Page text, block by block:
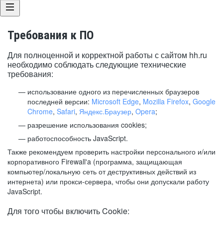
Требования к ПО
Для полноценной и корректной работы с сайтом hh.ru
необходимо соблюдать следующие технические
требования:
использование одного из перечисленных браузеров
последней версии: Microsoft Edge, Mozilla Firefox, Google
Chrome, Safari, Яндекс.Браузер, Opera;
разрешение использования cookies;
работоспособность JavaScript.
Также рекомендуем проверить настройки персонального и/или
корпоративного Firewall'a (программа, защищающая
компьютер/локальную сеть от деструктивных действий из
интернета) или прокси-сервера, чтобы они допускали работу
JavaScript.
Для того чтобы включить Cookie: